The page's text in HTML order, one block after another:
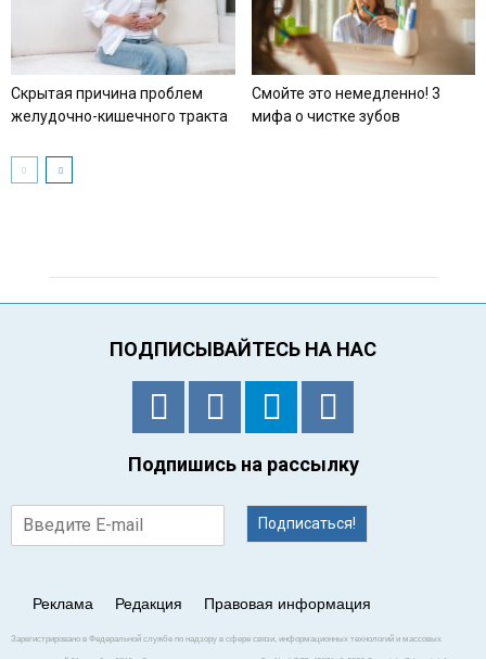
Скрытая причина проблем
желудочно-кишечного тракта
Смойте это немедленно! 3
мифа о чистке зубов
ПОДПИСЫВАЙТЕСЬ НА НАС
Подпишись на рассылку
Подписаться!
Реклама Редакция Правовая информация
Зарегистрировано в Федеральной службе по надзору в сфере связи, информационных технологий и массовых